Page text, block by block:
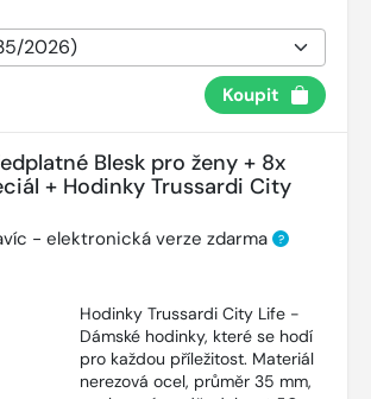
Koupit
Blesk pro ženy + 8x
+ Hodinky Trussardi City
- elektronická verze zdarma ?
Hodinky Trussardi City Life -
Dámské hodinky, které se hodí
pro každou příležitost. Materiál
nerezová ocel, průměr 35 mm,